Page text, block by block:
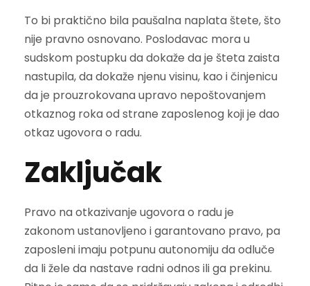
To bi praktično bila paušalna naplata štete, što
nije pravno osnovano. Poslodavac mora u
sudskom postupku da dokaže da je šteta zaista
nastupila, da dokaže njenu visinu, kao i činjenicu
da je prouzrokovana upravo nepoštovanjem
otkaznog roka od strane zaposlenog koji je dao
otkaz ugovora o radu.
Zaključak
Pravo na otkazivanje ugovora o radu je
zakonom ustanovljeno i garantovano pravo, pa
zaposleni imaju potpunu autonomiju da odluče
da li žele da nastave radni odnos ili ga prekinu.